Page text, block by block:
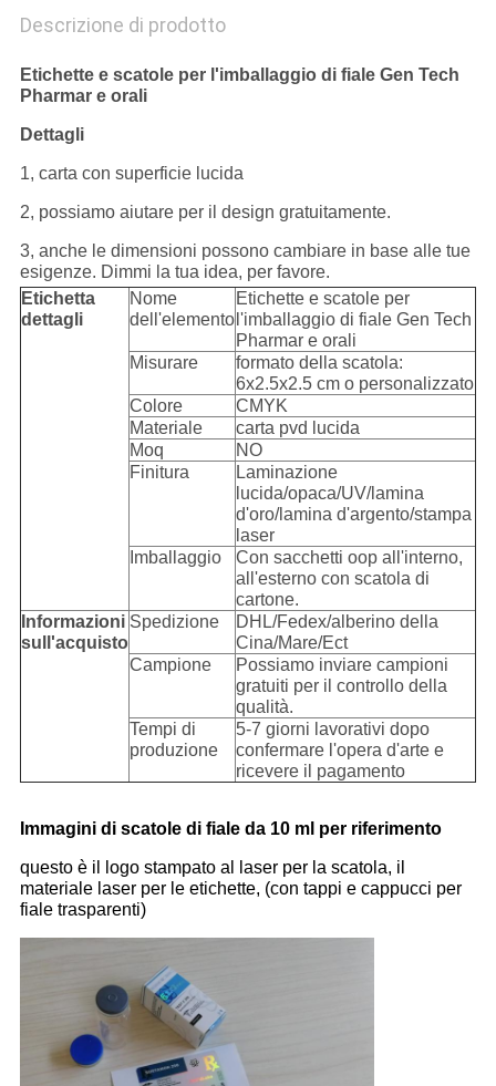
Descrizione di prodotto
Etichette e scatole per l'imballaggio di fiale Gen Tech
Pharmar e orali
Dettagli
1, carta con superficie lucida
2, possiamo aiutare per il design gratuitamente.
3, anche le dimensioni possono cambiare in base alle tue
esigenze. Dimmi la tua idea, per favore.
Etichetta
dettagli
Nome
dell'elemento
Etichette e scatole per
l'imballaggio di fiale Gen Tech
Pharmar e orali
Misurare
formato della scatola:
6x2.5x2.5 cm o personalizzato
Colore
CMYK
Materiale
carta pvd lucida
Moq
NO
Finitura
Laminazione
lucida/opaca/UV/lamina
d'oro/lamina d'argento/stampa
laser
Imballaggio
Con sacchetti oop all'interno,
all'esterno con scatola di
cartone.
Informazioni
sull'acquisto
Spedizione
DHL/Fedex/alberino della
Cina/Mare/Ect
Campione
Possiamo inviare campioni
gratuiti per il controllo della
qualità.
Tempi di
produzione
5-7 giorni lavorativi dopo
confermare l'opera d'arte e
ricevere il pagamento
Immagini di scatole di fiale da 10 ml per riferimento
questo è il logo stampato al laser per la scatola, il
materiale laser per le etichette, (con tappi e cappucci per
fiale trasparenti)